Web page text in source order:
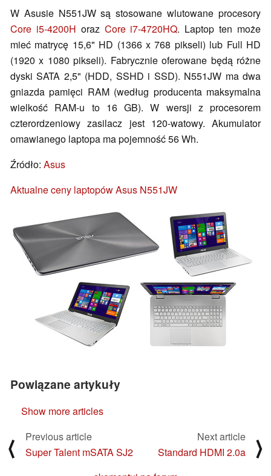
W Asusie N551JW są stosowane wlutowane procesory
Core i5-4200H oraz Core i7-4720HQ. Laptop ten może
mieć matrycę 15,6" HD (1366 x 768 pikseli) lub Full HD
(1920 x 1080 pikseli). Fabrycznie oferowane będą różne
dyski SATA 2,5" (HDD, SSHD i SSD). N551JW ma dwa
gniazda pamięci RAM (według producenta maksymalna
wielkość RAM-u to 16 GB). W wersji z procesorem
czterordzeniowy zasilacz jest 120-watowy. Akumulator
omawianego laptopa ma pojemność 56 Wh.
Źródło: Asus
Aktualne ceny laptopów Asus N551JW
Powiązane artykuły
Show more articles
⟨
Previous article
Super Talent mSATA SJ2
Next article
Standard HDMI 2.0a
⟩